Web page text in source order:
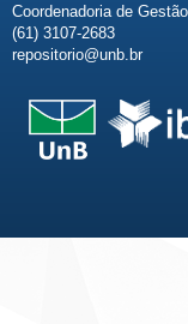
Coordenadoria de
(61) 3107-2683
repositorio@unb.br